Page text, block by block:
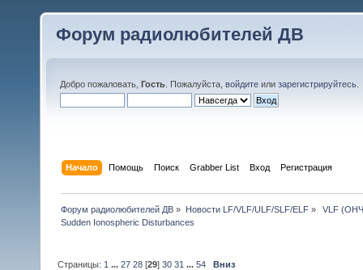
Форум радиолюбителей ДВ
Добро пожаловать, Гость . Пожалуйста, войдите или зарегистрируйтесь
Начало Помощь Поиск Grabber List Вход Регистрация
Форум радиолюбителей ДВ » Новости LF/VLF/ULF/SLF/ELF»
VLF (ОНЧ
Sudden Ionospheric Disturbances
Страницы: 1 ...27 28 [29]30 31 ...54 Вниз